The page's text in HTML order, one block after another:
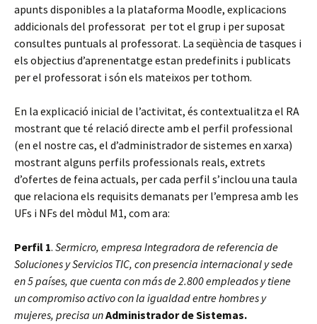
apunts disponibles a la plataforma Moodle, explicacions
addicionals del professorat per tot el grup i per suposat
consultes puntuals al professorat. La seqüència de tasques i
els objectius d’aprenentatge estan predefinits i publicats
per el professorat i són els mateixos per tothom.
En la explicació inicial de l’activitat, és contextualitza el RA
mostrant que té relació directe amb el perfil professional
(en el nostre cas, el d’administrador de sistemes en xarxa)
mostrant alguns perfils professionals reals, extrets
d’ofertes de feina actuals, per cada perfil s’inclou una taula
que relaciona els requisits demanats per l’empresa amb les
UFs i NFs del mòdul M1, com ara:
Perfil 1. Sermicro, empresa Integradora de referencia de
Soluciones y Servicios TIC, con presencia internacional y sede
en 5 países, que cuenta con más de 2.800 empleados y tiene
un compromiso activo con la igualdad entre hombres y
mujeres, precisa unAdministrador de Sistemas.